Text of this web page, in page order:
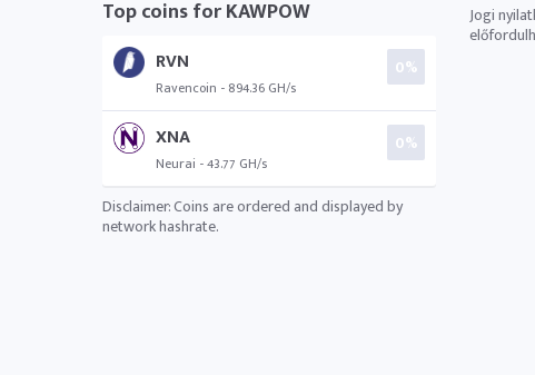
Top coins for KAWPOW
RVN
Ravencoin - 894.36 GH/s
0%
XNA
Neurai - 43.77 GH/s
0%
Disclaimer: Coins are ordered and displayed by
network hashrate.
Jogi